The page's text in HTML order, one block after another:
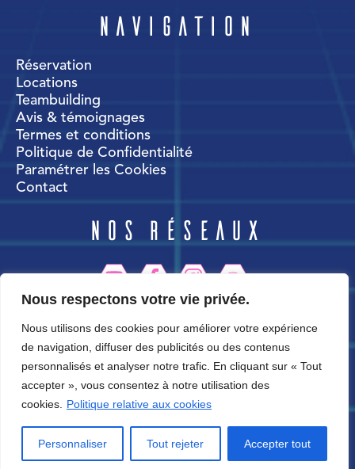
Nous respectons votre vie privée.
Nous utilisons des cookies pour améliorer votre expérience
de navigation, diffuser des publicités ou des contenus
personnalisés et analyser notre trafic. En cliquant sur « Tout
accepter », vous consentez à notre utilisation des
cookies.
Politique relative aux cookies
Personnaliser Tout rejeter Accepter tout
Navigation
Réservation
Locations
Teambuilding
Avis & témoignages
Termes et conditions
Politique de Confidentialité
Paramétrer les Cookies
Contact
Nos réseaux
CortexWorld